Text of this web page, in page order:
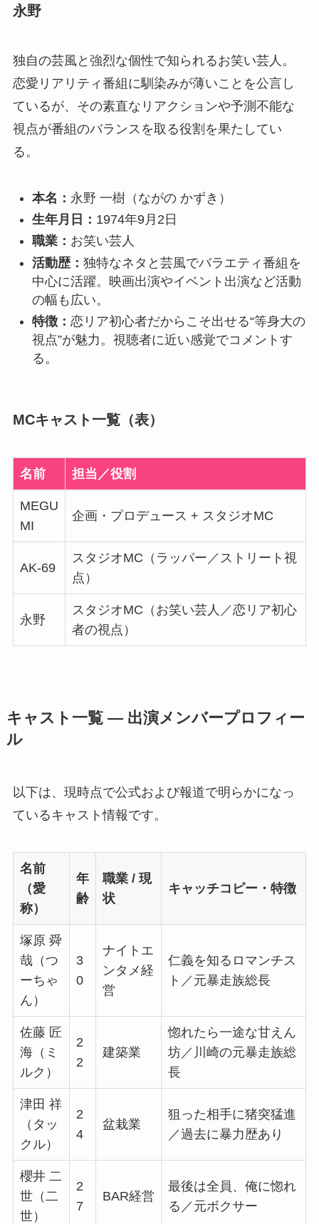
永野
独自の芸風と強烈な個性で知られるお笑い芸人。
恋愛リアリティ番組に馴染みが薄いことを公言し
ているが、その素直なリアクションや予測不能な
視点が番組のバランスを取る役割を果たしてい
る。
本名： 永野 一樹（ながの かずき）
生年月日： 1974年9月2日
職業： お笑い芸人
活動歴： 独特なネタと芸風でバラエティ番組を
中心に活躍。映画出演やイベント出演など活動
の幅も広い。
特徴： 恋リア初心者だからこそ出せる“等身大の
視点”が魅力。視聴者に近い感覚でコメントす
る。
MCキャスト一覧（表）
名前 担当／役割
MEGU
MI
企画・プロデュース + スタジオMC
AK-69
スタジオMC（ラッパー／ストリート視
点）
永野
スタジオMC（お笑い芸人／恋リア初心
者の視点）
キャスト一覧 ― 出演メンバープロフィー
ル
以下は、現時点で公式および報道で明らかになっ
ているキャスト情報です。
名前
（愛
称）
年
齢
職業 / 現
状
キャッチコピー・特徴
塚原 舜
哉（つ
ーちゃ
ん）
3
0
ナイトエ
ンタメ経
営
仁義を知るロマンチス
ト／元暴走族総長
佐藤 匠
海（ミ
ルク）
2
2
建築業
惚れたら一途な甘えん
坊／川崎の元暴走族総
長
津田 祥
（タッ
クル）
2
4
盆栽業
狙った相手に猪突猛進
／過去に暴力歴あり
櫻井 二
世（二
世）
2
7
BAR経営
最後は全員、俺に惚れ
る／元ボクサー